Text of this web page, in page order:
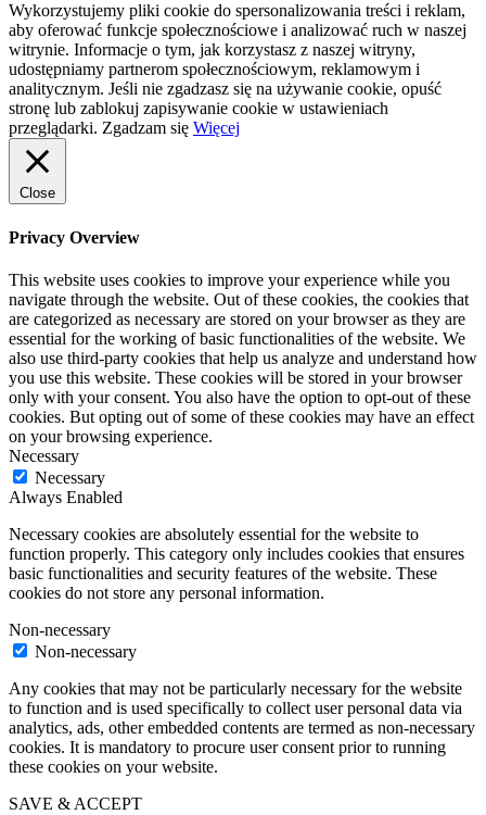
Wykorzystujemy pliki cookie do spersonalizowania treści i reklam,
aby oferować funkcje społecznościowe i analizować ruch w naszej
witrynie. Informacje o tym, jak korzystasz z naszej witryny,
udostępniamy partnerom społecznościowym, reklamowym i
analitycznym. Jeśli nie zgadzasz się na używanie cookie, opuść
stronę lub zablokuj zapisywanie cookie w ustawieniach
przeglądarki. Zgadzam się Więcej
Close
Privacy Overview
This website uses cookies to improve your experience while you
navigate through the website. Out of these cookies, the cookies that
are categorized as necessary are stored on your browser as they are
essential for the working of basic functionalities of the website. We
also use third-party cookies that help us analyze and understand how
you use this website. These cookies will be stored in your browser
only with your consent. You also have the option to opt-out of these
cookies. But opting out of some of these cookies may have an effect
on your browsing experience.
Necessary
Necessary
Always Enabled
Necessary cookies are absolutely essential for the website to
function properly. This category only includes cookies that ensures
basic functionalities and security features of the website. These
cookies do not store any personal information.
Non-necessary
Non-necessary
Any cookies that may not be particularly necessary for the website
to function and is used specifically to collect user personal data via
analytics, ads, other embedded contents are termed as non-necessary
cookies. It is mandatory to procure user consent prior to running
these cookies on your website.
SAVE & ACCEPT